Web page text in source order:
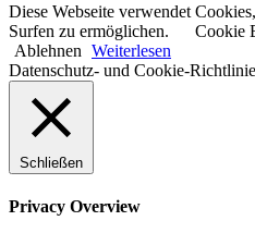
Diese Webseite verwendet
Surfen zu ermöglichen.
Cookie
Ablehnen Weiterlesen
Datenschutz- und Cookie-Richtlinie
Schließen
Privacy Overview